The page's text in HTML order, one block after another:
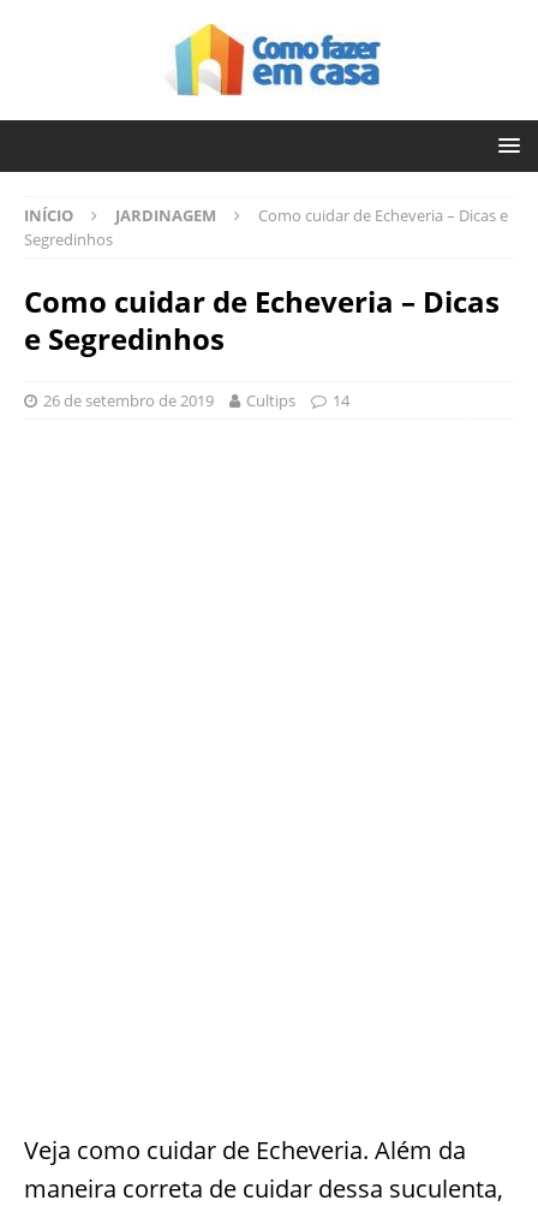
INÍCIO JARDINAGEM
Como cuidar de Echeveria – Dicas e
Segredinhos
Como cuidar de Echeveria – Dicas
e Segredinhos
26 de setembro de 2019 Cultips 14
Veja como cuidar de Echeveria. Além da
maneira correta de cuidar dessa suculenta,